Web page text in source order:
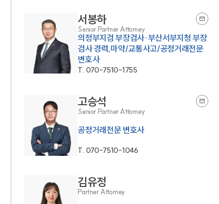
서봉하
Senior Partner Attorney
의정부지검 부장검사·부산서부지청 부장
검사 경력,마약/교통사고/공정거래전문
변호사
T. 070-7510-1755
고승석
Senior Partner Attorney
공정거래전문 변호사
T. 070-7510-1046
김유정
Partner Attorney